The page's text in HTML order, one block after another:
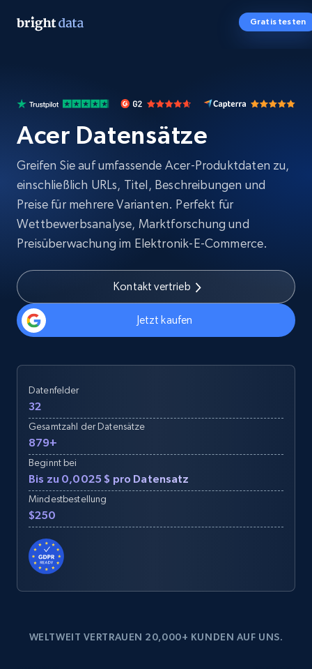
Gratis testen
Acer Datensätze
Greifen Sie auf umfassende Acer-Produktdaten zu,
einschließlich URLs, Titel, Beschreibungen und
Preise für mehrere Varianten. Perfekt für
Wettbewerbsanalyse, Marktforschung und
Preisüberwachung im Elektronik-E-Commerce.
Kontakt vertrieb
Jetzt kaufen
Datenfelder
32
Gesamtzahl der Datensätze
879+
Beginnt bei
Bis zu 0,0025 $ pro Datensatz
Mindestbestellung
$250
WELTWEIT VERTRAUEN 20,000+ KUNDEN AUF UNS.